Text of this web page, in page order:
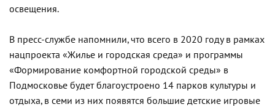
освещения.
В пресс-службе напомнили, что всего в 2020 году в рамках
нацпроекта «Жилье и городская среда» и программы
«Формирование комфортной городской среды» в
Подмосковье будет благоустроено 14 парков культуры и
отдыха, в семи из них появятся большие детские игровые